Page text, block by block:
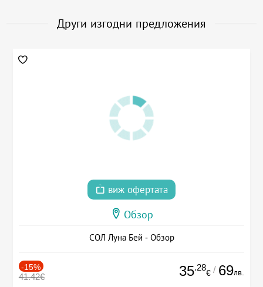
Други изгодни предложения
виж офертата
Обзор
СОЛ Луна Бей - Обзор
-15%
41.42€ 35.28
€ / 69лв.